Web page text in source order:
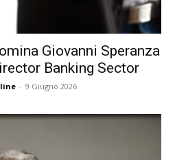
Giovanni Speranza
Banking Sector
- 9 Giugno 2026